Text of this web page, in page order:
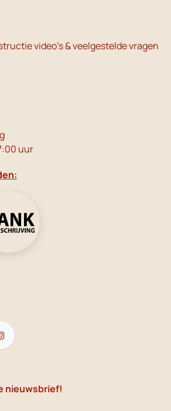
video's & veelgestelde vragen
uur
nieuwsbrief!